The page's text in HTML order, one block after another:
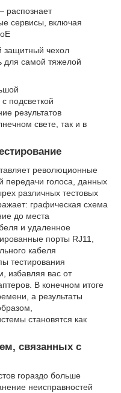
распознает
сервисы, включая
защитный чехол
для самой тяжелой
подсветкой
результатов
свете, так и в
революционные
передачи голоса, данных
различных тестовых
графическая схема
до места
и удаленное
порты RJ11,
кабеля
тестирования
избавляя вас от
В конечном итоге
а результаты
становятся как
связанных с
гораздо больше
неисправностей